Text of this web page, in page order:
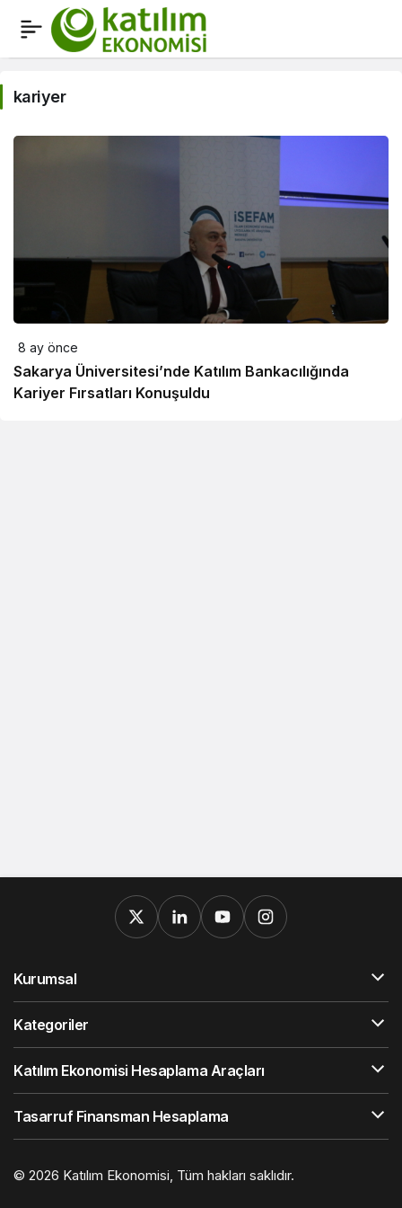
kariyer
Haberleri
kariyer
8 ay önce
Sakarya Üniversitesi’nde Katılım Bankacılığında
Kariyer Fırsatları Konuşuldu
Kurumsal
Kategoriler
Katılım Ekonomisi Hesaplama Araçları
Tasarruf Finansman Hesaplama
© 2026 Katılım Ekonomisi, Tüm hakları saklıdır.